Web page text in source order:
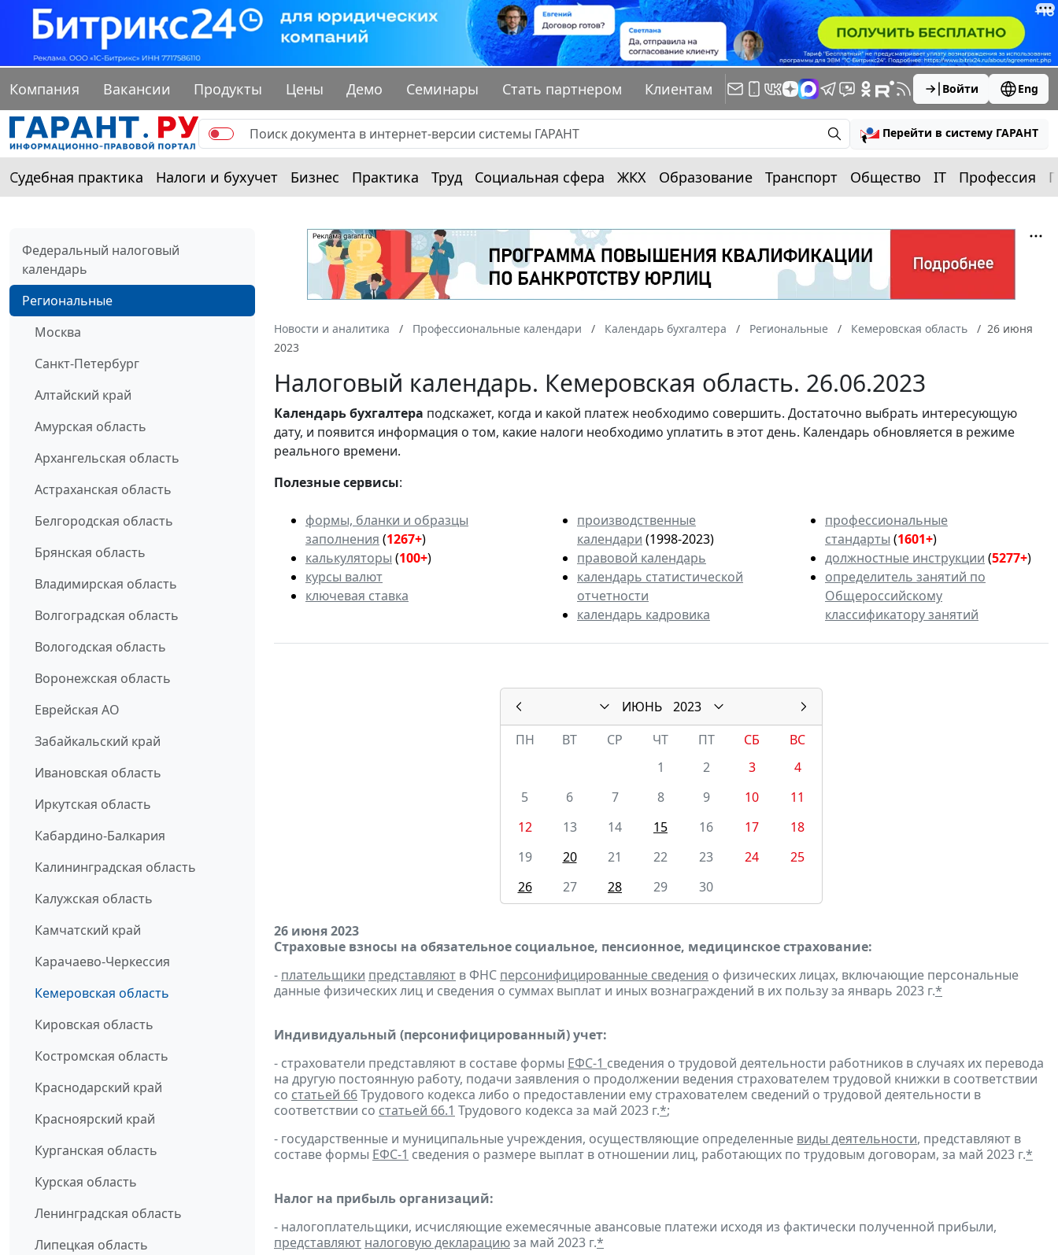
Компания Вакансии Продукты Цены Демо Семинары Стать партнером Клиентам Войти Eng
Перейти в систему ГАРАНТ
Судебная практика Налоги и бухучет Бизнес Практика Труд Социальная сфера ЖКХ Образование Транспорт Общество IT Профессия
Федеральный налоговый
календарь
Региональные
Москва
Санкт-Петербург
Алтайский край
Амурская область
Архангельская область
Астраханская область
Белгородская область
Брянская область
Владимирская область
Волгоградская область
Вологодская область
Воронежская область
Еврейская АО
Забайкальский край
Ивановская область
Иркутская область
Кабардино-Балкария
Калининградская область
Калужская область
Камчатский край
Карачаево-Черкессия
Кемеровская область
Кировская область
Костромская область
Краснодарский край
Красноярский край
Курганская область
Курская область
Ленинградская область
Липецкая область
Новости и аналитика Профессиональные календари Календарь бухгалтера Региональные Кемеровская область
26 июня
2023
Налоговый календарь. Кемеровская область. 26.06.2023
Календарьбухгалтера подскажет, когда и какой платеж необходимо совершить. Достаточно выбрать интересующую
дату, и появится информация о том, какие налоги необходимо уплатить в этот день. Календарь обновляется в режиме
реального времени.
Полезные сервисы:
формы, бланки и образцы
заполнения (1267+)
калькуляторы (100+)
курсы валют
ключевая ставка
производственные
календари (1998-2023)
правовой календарь
календарь статистической
отчетности
календарь кадровика
профессиональные
стандарты (1601+)
должностные инструкции (5277+)
определитель занятий по
Общероссийскому
классификатору занятий
ИЮНЬ
2023
ПН
ВТ СР ЧТ ПТ СБ
ВС
1
2 3
4
5
6 7 8 9 10
11
12
13 14 15 16 17
18
19
20 21 22 23 24
25
26
27 28 29 30
26 июня 2023
Страховые взносы на обязательное социальное, пенсионное, медицинское страхование:
- плательщики представляют в ФНС персонифицированные сведения о физических лицах, включающие персональные
данные физических лиц и сведения о суммах выплат и иных вознаграждений в их пользу за январь 2023 г.*
Индивидуальный (персонифицированный) учет:
- страхователи представляют в составе формы ЕФС-1 сведения о трудовой деятельности работников в случаях их перевода
на другую постоянную работу, подачи заявления о продолжении ведения страхователем трудовой книжки в соответствии
со статьей 66Трудового кодекса либо о предоставлении ему страхователем сведений о трудовой деятельности в
соответствии со статьей 66.1 Трудового кодекса за май 2023 г.*;
- государственные и муниципальные учреждения, осуществляющие определенные виды деятельности, представляют в
составе формы ЕФС-1 сведения о размере выплат в отношении лиц, работающих по трудовым договорам, за май 2023 г.*
Налог на прибыль организаций:
- налогоплательщики, исчисляющие ежемесячные авансовые платежи исходя из фактически полученной прибыли,
представляют налоговую декларациюза май 2023 г.*